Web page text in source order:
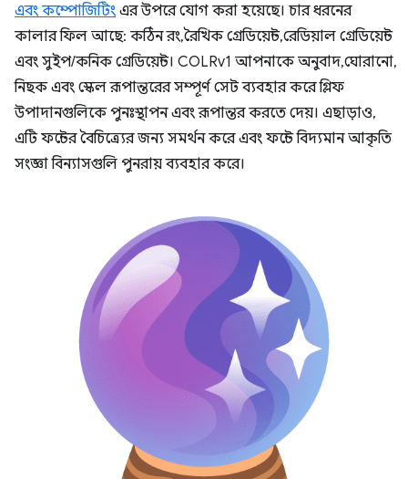
এবং কম্পোজিটিং এর উপরে যোগ করা হয়েছে। চার ধরনের
কালার ফিল আছে: কঠিন রং, রৈখিক গ্রেডিয়েন্ট, রেডিয়াল গ্রেডিয়েন্ট
এবং সুইপ/কনিক গ্রেডিয়েন্ট। COLRv1 আপনাকে অনুবাদ, ঘোরানো,
নিছক এবং স্কেল রূপান্তরের সম্পূর্ণ সেট ব্যবহার করে গ্লিফ
উপাদানগুলিকে পুনঃস্থাপন এবং রূপান্তর করতে দেয়। এছাড়াও,
এটি ফন্টের বৈচিত্র্যের জন্য সমর্থন করে এবং ফন্টে বিদ্যমান আকৃতি
সংজ্ঞা বিন্যাসগুলি পুনরায় ব্যবহার করে।